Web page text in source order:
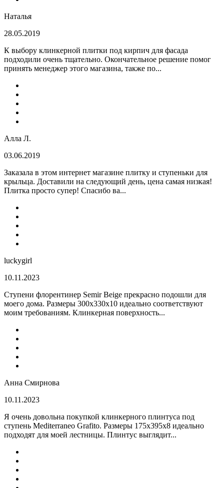
Наталья
28.05.2019
К выбору клинкерной плитки под кирпич для фасада
подходили очень тщательно. Окончательное решение помог
принять менеджер этого магазина, также по...
Алла Л.
03.06.2019
Заказала в этом интернет магазине плитку и ступеньки для
крыльца. Доставили на следующий день, цена самая низкая!
Плитка просто супер! Спасибо ва...
luckygirl
10.11.2023
Ступени флорентинер Semir Beige прекрасно подошли для
моего дома. Размеры 300х330х10 идеально соответствуют
моим требованиям. Клинкерная поверхность...
Анна Смирнова
10.11.2023
Я очень довольна покупкой клинкерного плинтуса под
ступень Mediterraneo Grafito. Размеры 175х395х8 идеально
подходят для моей лестницы. Плинтус выглядит...